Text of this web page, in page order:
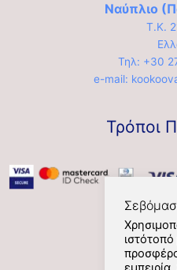
Ναύπλιο
Τ.Κ.
Τηλ: +30
e-mail:
Τρόποι